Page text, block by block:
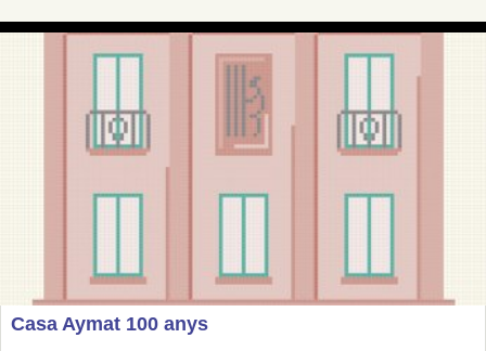
Casa Aymat 100 anys